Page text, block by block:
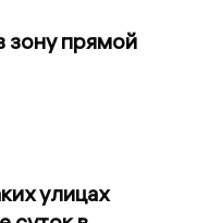
зону прямой
улицах